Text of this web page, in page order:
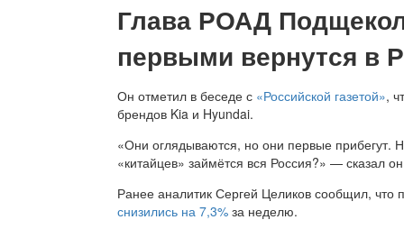
Глава РОАД
первыми вернутся в
Он отметил в беседе с «Российской газетой»,
брендов Kia и Hyundai.
«Они оглядываются, но они первые прибегут.
«китайцев» займётся вся Россия?» — сказал
Ранее аналитик Сергей Целиков сообщил, что
снизились на 7,3% за неделю.